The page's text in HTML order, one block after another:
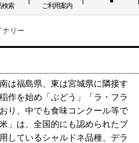
検索 ご利用案内
ナリー
は福島県、東は宮城県に隣接す
作を始め「ぶどう」「ラ・フラ
り、中でも食味コンクール等で
」は、全国的にも認められたブ
しているシャルドネ品種、デラ